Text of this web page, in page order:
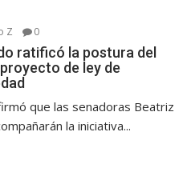
Z 0
ratificó la postura del
de ley de
que las senadoras Beatriz
la iniciativa...